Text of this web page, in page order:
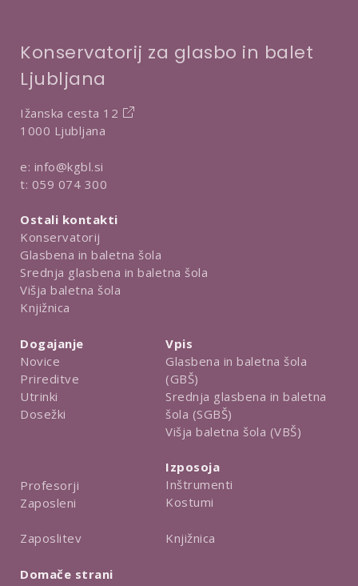
Konservatorij za glasbo in balet
Ljubljana
Ižanska cesta 12
1000 Ljubljana
e: info@kgbl.si
t: 059 074 300
Ostali kontakti
Konservatorij
Glasbena in baletna šola
Srednja glasbena in baletna šola
Višja baletna šola
Knjižnica
Dogajanje
Novice
Prireditve
Utrinki
Dosežki
Profesorji
Zaposleni
Zaposlitev
Vpis
Glasbena in baletna šola
(GBŠ)
Srednja glasbena in baletna
šola (SGBŠ)
Višja baletna šola (VBŠ)
Izposoja
Inštrumenti
Kostumi
Knjižnica
Domače strani